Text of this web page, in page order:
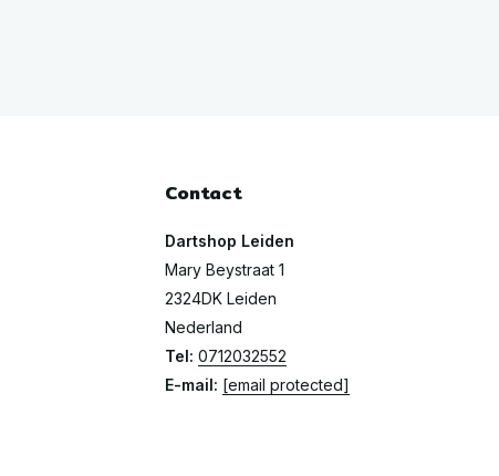
Contact
Dartshop Leiden
Mary Beystraat 1
2324DK Leiden
Nederland
Tel: 0712032552
E-mail: [email protected]